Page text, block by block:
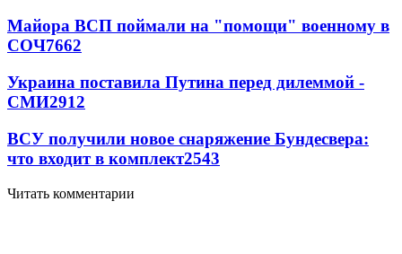
Майора ВСП поймали на "помощи" военному в
СОЧ7662
Украина поставила Путина перед дилеммой -
СМИ2912
ВСУ получили новое снаряжение Бундесвера:
что входит в комплект2543
Читать комментарии